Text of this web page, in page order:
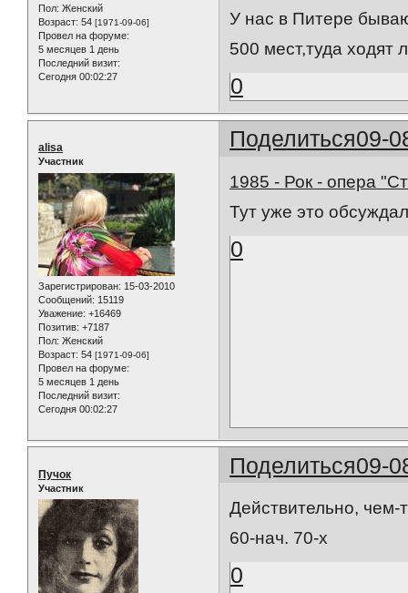
Пол: Женский
Возраст: 54 [1971-09-06]
Провел на форуме:
5 месяцев 1 день
Последний визит:
Сегодня 00:02:27
У нас в Питере
500 мест,туда ходят
0
Поделиться09-
alisa
Участник
Зарегистрирован: 15-03-2010
Сообщений: 15119
Уважение: +16469
Позитив: +7187
Пол: Женский
Возраст: 54 [1971-09-06]
Провел на форуме:
5 месяцев 1 день
Последний визит:
Сегодня 00:02:27
1985 - Рок - опера
Тут уже это
0
Поделиться09-
Пучок
Участник
Действительно,
60-нач. 70-х
0